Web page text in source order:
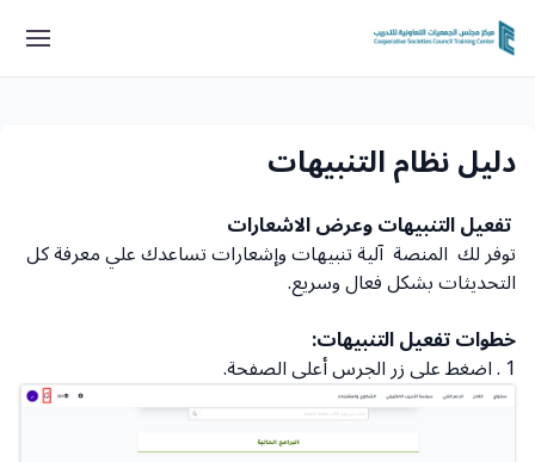
دليل نظام التنبيهات
تفعيل التنبيهات وعرض الاشعارات
توفر لك المنصة آلية تنبيهات وإشعارات تساعدك علي معرفة كل
التحديثات بشكل فعال وسريع.
خطوات تفعيل التنبيهات:
1 . اضغط على زر الجرس أعلى الصفحة.